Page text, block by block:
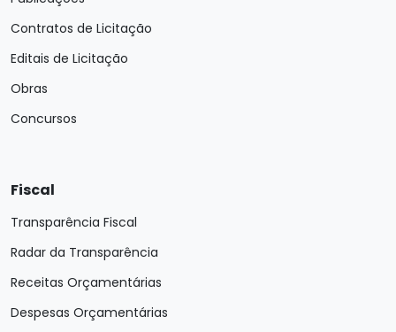
Contratos de Licitação
Editais de Licitação
Obras
Concursos
Fiscal
Transparência Fiscal
Radar da Transparência
Receitas Orçamentárias
Despesas Orçamentárias